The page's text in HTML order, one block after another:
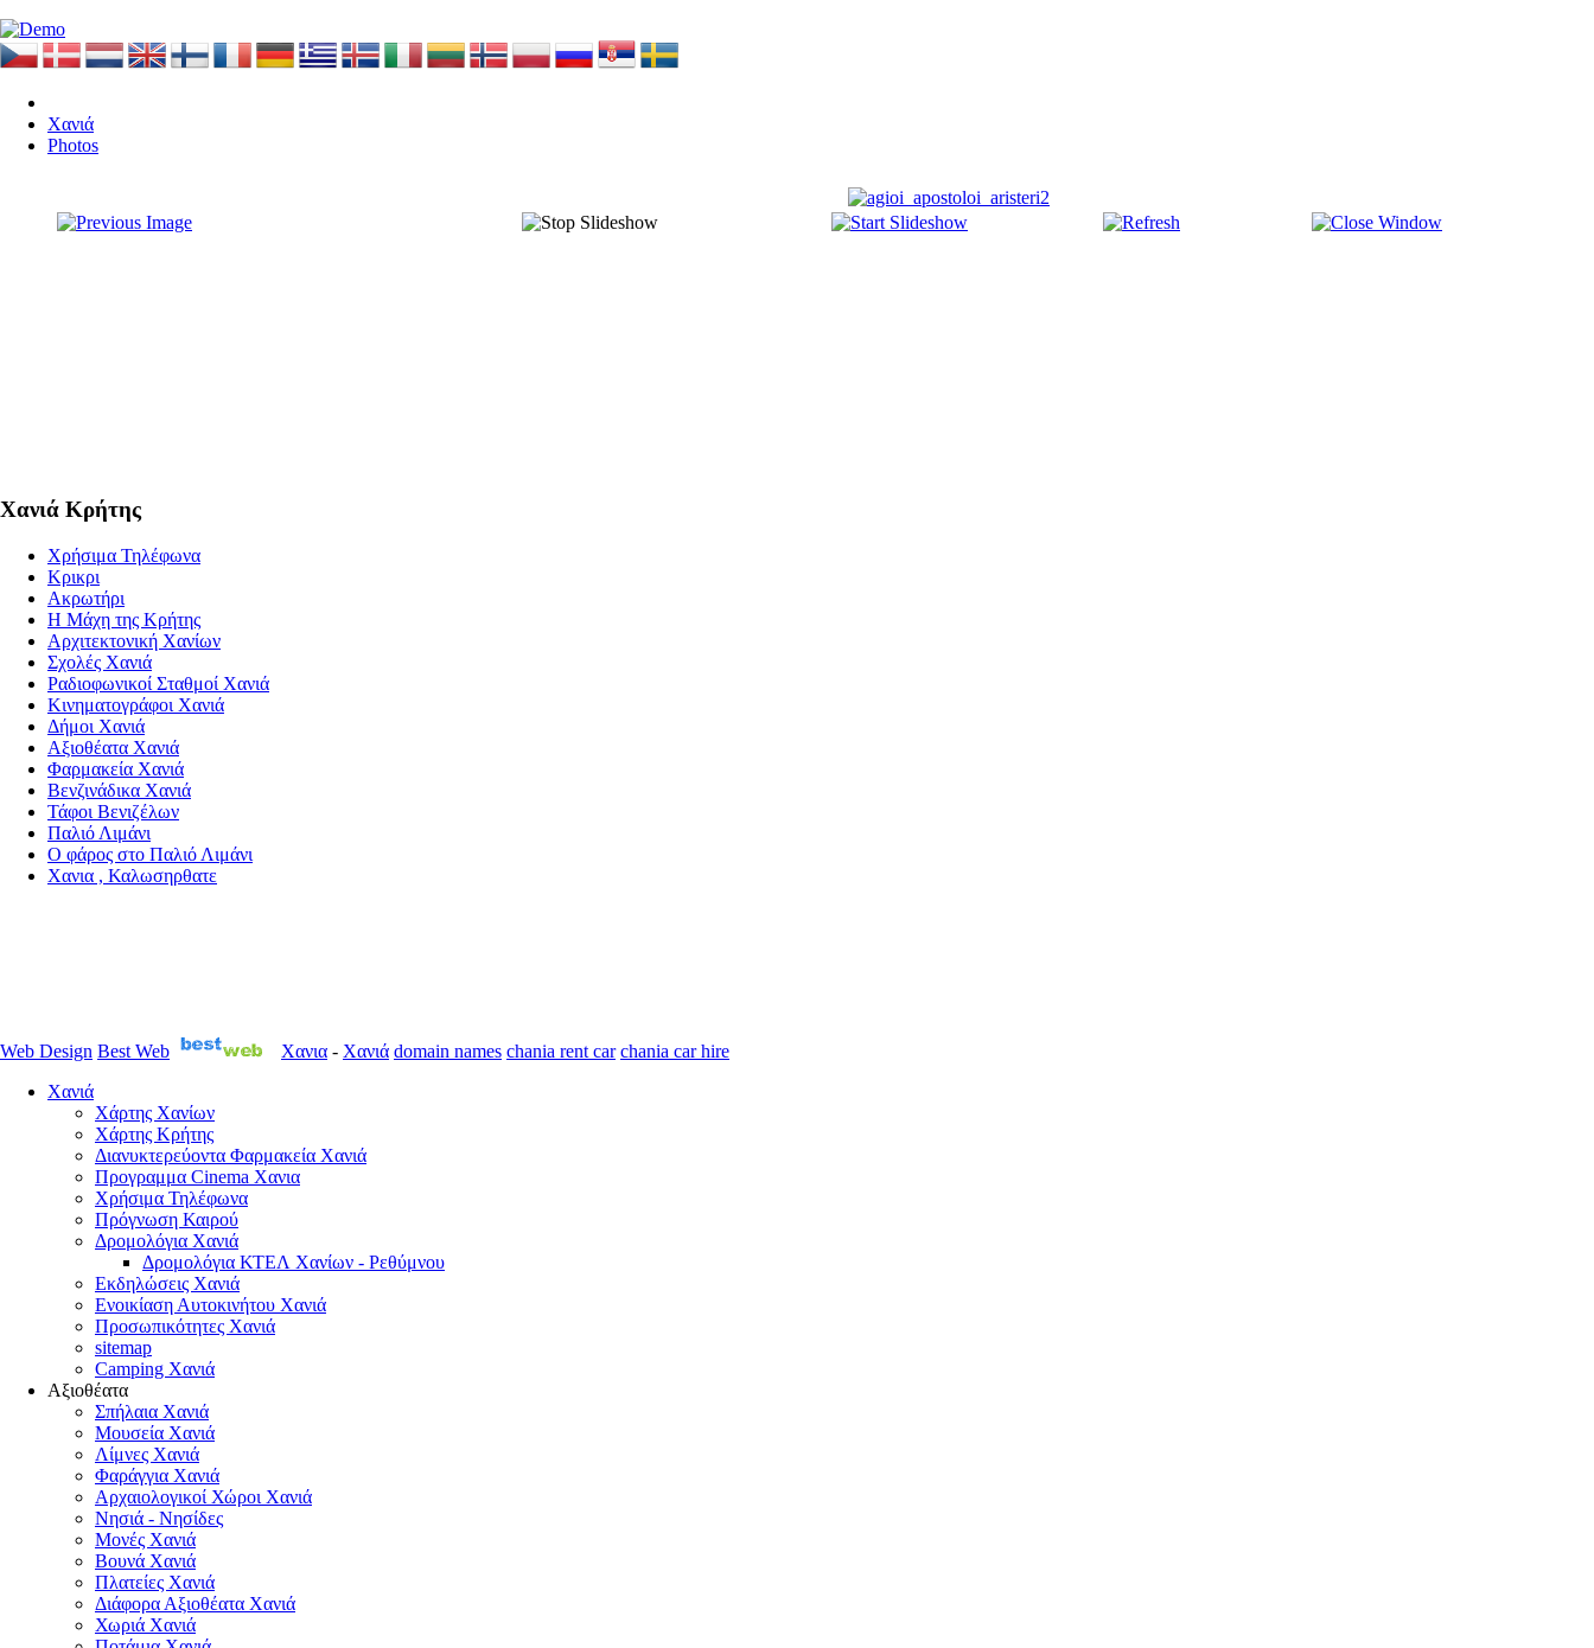
Χανιά
Photos
Χανιά Κρήτης
Χρήσιμα Τηλέφωνα
Κρικρι
Ακρωτήρι
Η Μάχη της Κρήτης
Αρχιτεκτονική Χανίων
Σχολές Χανιά
Ραδιοφωνικοί Σταθμοί Χανιά
Κινηματογράφοι Χανιά
Δήμοι Χανιά
Αξιοθέατα Χανιά
Φαρμακεία Χανιά
Βενζινάδικα Χανιά
Τάφοι Βενιζέλων
Παλιό Λιμάνι
Ο φάρος στο Παλιό Λιμάνι
Χανια , Καλωσηρθατε
Web Design Best Web Χανια - Χανιά domain names chania rent car chania car hire
Χανιά
Χάρτης Χανίων
Χάρτης Κρήτης
Διανυκτερεύοντα Φαρμακεία Χανιά
Προγραμμα Cinema Χανια
Χρήσιμα Τηλέφωνα
Πρόγνωση Καιρού
Δρομολόγια Χανιά
Δρομολόγια ΚΤΕΛ Χανίων - Ρεθύμνου
Εκδηλώσεις Χανιά
Ενοικίαση Αυτοκινήτου Χανιά
Προσωπικότητες Χανιά
sitemap
Camping Χανιά
Αξιοθέατα
Σπήλαια Χανιά
Μουσεία Χανιά
Λίμνες Χανιά
Φαράγγια Χανιά
Αρχαιολογικοί Χώροι Χανιά
Νησιά - Νησίδες
Μονές Χανιά
Βουνά Χανιά
Πλατείες Χανιά
Διάφορα Αξιοθέατα Χανιά
Χωριά Χανιά